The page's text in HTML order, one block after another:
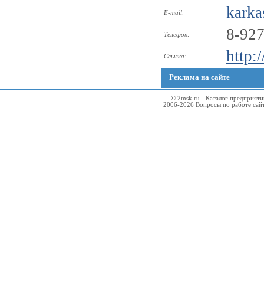
E-mail:
Телефон: 8-
Ссылка:
Реклама на сайте
© 2msk.ru - Каталог
2006-2026 Вопросы по работе